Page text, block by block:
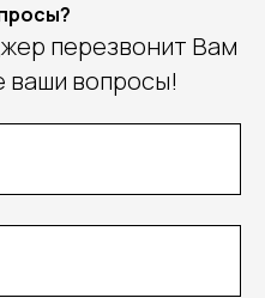
перезвонит Вам
ваши вопросы!